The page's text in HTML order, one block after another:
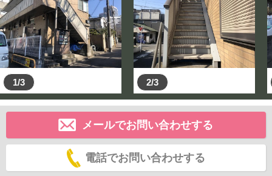
1/3 2/3
メールでお問い合わせする
電話でお問い合わせする